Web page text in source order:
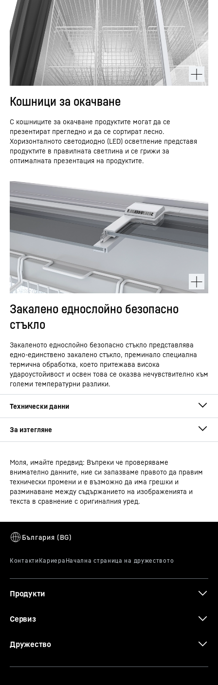
Кошници за окачване
С кошниците за окачване продуктите могат да се
презентират прегледно и да се сортират лесно.
Хоризонталното светодиодно (LED) осветление представя
продуктите в правилната светлина и се грижи за
оптималната презентация на продуктите.
Закалено еднослойно безопасно
стъкло
Закаленото еднослойно безопасно стъкло представлява
едно-единствено закалено стъкло, преминало специална
термична обработка, което притежава висока
удароустойивост и освен това се оказва нечувствително към
големи температурни разлики.
Продуктова група Фризерна ракла за сладолед
GTIN 9550000027879
Търговски артикулен номер
Ръководство за употреба
3D данни
Моля, имайте предвид: Въпреки че проверяваме
внимателно данните, ние си запазваме правото да правим
технически промени и е възможно да има грешки и
разминаване между съдържанието на изображенията и
текста в сравнение с оригиналния уред.
Продукти
Сервиз
Дружество